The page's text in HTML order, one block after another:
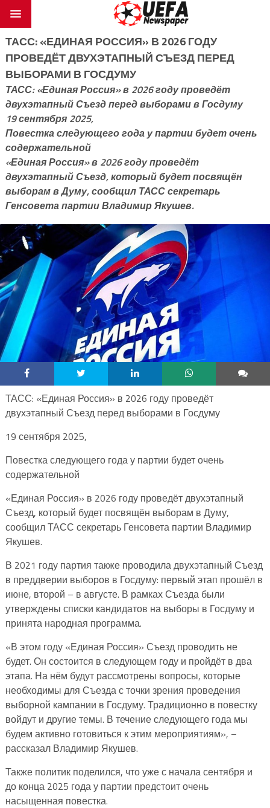
ТАСС: «ЕДИНАЯ РОССИЯ» В 2026 ГОДУ
ПРОВЕДЁТ ДВУХЭТАПНЫЙ СЪЕЗД ПЕРЕД
ВЫБОРАМИ В ГОСДУМУ
ТАСС: «Единая Россия» в 2026 году проведёт
двухэтапный Съезд перед выборами в Госдуму
19 сентября 2025,
Повестка следующего года у партии будет очень
содержательной
«Единая Россия» в 2026 году проведёт
двухэтапный Съезд, который будет посвящён
выборам в Думу, сообщил ТАСС секретарь
Генсовета партии Владимир Якушев.
ТАСС: «Единая Россия» в 2026 году проведёт
двухэтапный Съезд перед выборами в Госдуму
19 сентября 2025,
Повестка следующего года у партии будет очень
содержательной
«Единая Россия» в 2026 году проведёт двухэтапный
Съезд, который будет посвящён выборам в Думу,
сообщил ТАСС секретарь Генсовета партии Владимир
Якушев.
В 2021 году партия также проводила двухэтапный Съезд
в преддверии выборов в Госдуму: первый этап прошёл в
июне, второй – в августе. В рамках Съезда были
утверждены списки кандидатов на выборы в Госдуму и
принята народная программа.
«В этом году «Единая Россия» Съезд проводить не
будет. Он состоится в следующем году и пройдёт в два
этапа. На нём будут рассмотрены вопросы, которые
необходимы для Съезда с точки зрения проведения
выборной кампании в Госдуму. Традиционно в повестку
войдут и другие темы. В течение следующего года мы
будем активно готовиться к этим мероприятиям», –
рассказал Владимир Якушев.
Также политик поделился, что уже с начала сентября и
до конца 2025 года у партии предстоит очень
насыщенная повестка.